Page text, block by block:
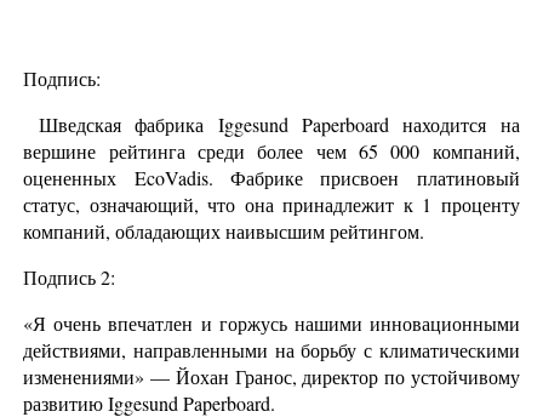
Подпись:
Шведская фабрика Iggesund Paperboard находится на
вершине рейтинга среди более чем 65 000 компаний,
оцененных EcoVadis. Фабрике присвоен платиновый
статус, означающий, что она принадлежит к 1 проценту
компаний, обладающих наивысшим рейтингом.
Подпись 2:
«Я очень впечатлен и горжусь нашими инновационными
действиями, направленными на борьбу с климатическими
изменениями» — Йохан Гранос, директор по устойчивому
развитию Iggesund Paperboard.